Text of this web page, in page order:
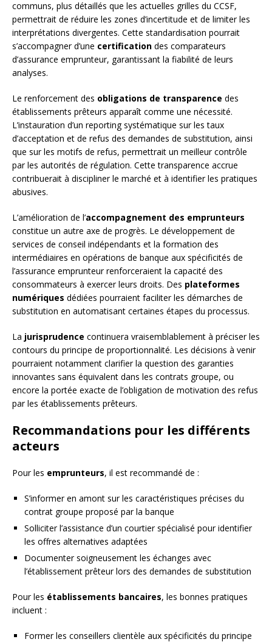
communs, plus détaillés que les actuelles grilles du CCSF,
permettrait de réduire les zones d’incertitude et de limiter les
interprétations divergentes. Cette standardisation pourrait
s’accompagner d’une certification des comparateurs
d’assurance emprunteur, garantissant la fiabilité de leurs
analyses.
Le renforcement des obligations de transparence des
établissements prêteurs apparaît comme une nécessité.
L’instauration d’un reporting systématique sur les taux
d’acceptation et de refus des demandes de substitution, ainsi
que sur les motifs de refus, permettrait un meilleur contrôle
par les autorités de régulation. Cette transparence accrue
contribuerait à discipliner le marché et à identifier les pratiques
abusives.
L’amélioration de l’accompagnement des emprunteurs
constitue un autre axe de progrès. Le développement de
services de conseil indépendants et la formation des
intermédiaires en opérations de banque aux spécificités de
l’assurance emprunteur renforceraient la capacité des
consommateurs à exercer leurs droits. Des plateformes
numériques dédiées pourraient faciliter les démarches de
substitution en automatisant certaines étapes du processus.
La jurisprudence continuera vraisemblablement à préciser les
contours du principe de proportionnalité. Les décisions à venir
pourraient notamment clarifier la question des garanties
innovantes sans équivalent dans les contrats groupe, ou
encore la portée exacte de l’obligation de motivation des refus
par les établissements prêteurs.
Recommandations pour les différents
acteurs
Pour les emprunteurs, il est recommandé de :
S’informer en amont sur les caractéristiques précises du
contrat groupe proposé par la banque
Solliciter l’assistance d’un courtier spécialisé pour identifier
les offres alternatives adaptées
Documenter soigneusement les échanges avec
l’établissement prêteur lors des demandes de substitution
Pour les établissements bancaires, les bonnes pratiques
incluent :
Former les conseillers clientèle aux spécificités du principe